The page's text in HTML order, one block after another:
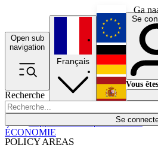
Ga
Open sub
navigation
Recherche
Se
POLICY AREAS
Économie
Français
English
Deutsch
Español
Se
Vous
ÉCONOMIE